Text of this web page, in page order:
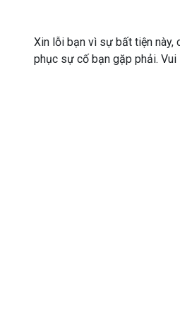
Xin lỗi bạn vì sự bất tiện này,
phục sự cố bạn gặp phải.